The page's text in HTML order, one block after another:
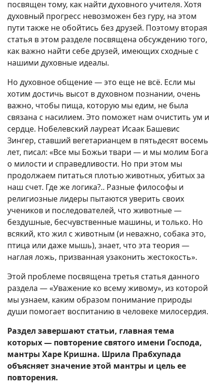
посвящен тому, как найти духовного учителя. Хотя
духовный прогресс невозможен без гуру, на этом
пути также не обойтись без друзей. Поэтому вторая
статья в этом разделе посвящена обсуждению того,
как важно найти себе друзей, имеющих сходные с
нашими духовные идеалы.
Но духовное общение — это еще не всё. Если мы
хотим достичь высот в духовном познании, очень
важно, чтобы пища, которую мы едим, не была
связана с насилием. Это поможет нам очистить ум и
сердце. Нобелевский лауреат Исаак Башевис
Зингер, ставший вегетарианцем в пятьдесят восемь
лет, писал: «Все мы Божьи твари — и мы молим Бога
о милости и справедливости. Но при этом мы
продолжаем питаться плотью животных, убитых за
наш счет. Где же логика?.. Разные философы и
религиозные лидеры пытаются уверить своих
учеников и последователей, что животные —
бездушные, бесчувственные машины, и только. Но
всякий, кто жил с животным (и неважно, собака это,
птица или даже мышь), знает, что эта теория —
наглая ложь, призванная узаконить жестокость».
Этой проблеме посвящена третья статья данного
раздела — «Уважение ко всему живому», из которой
мы узнаем, каким образом понимание природы
души помогает воспитанию в человеке милосердия.
Раздел завершают статьи, главная тема
которых — повторение святого имени Господа,
мантры Харе Кришна. Шрила Прабхупада
объясняет значение этой мантры и цель ее
повторения.